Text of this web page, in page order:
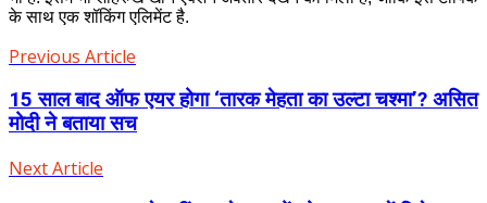
के साथ एक शॉकिंग एलिमेंट है.
Previous Article
15 साल बाद ऑफ एयर होगा ‘तारक मेहता का उल्टा चश्मा’? असित
मोदी ने बताया सच
Next Article